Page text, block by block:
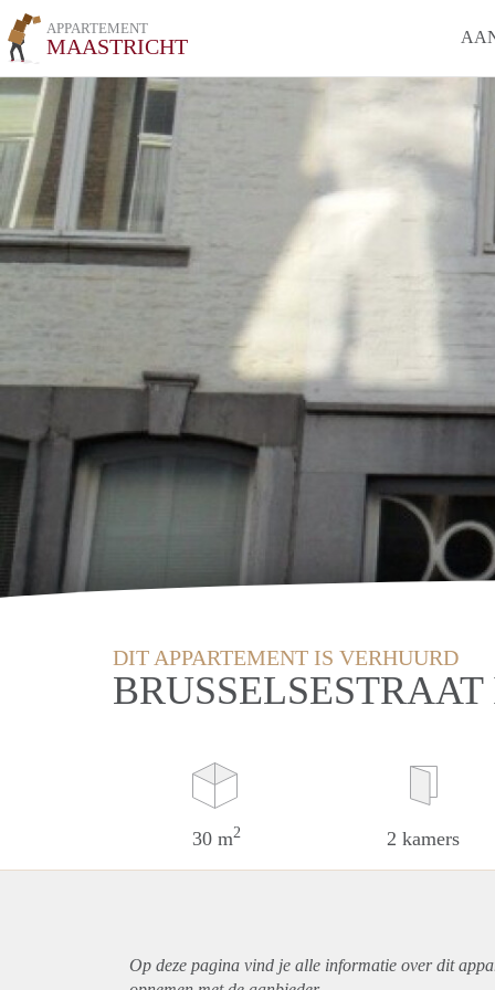
APPARTEMENT
MAASTRICHT
DIT APPARTEMENT IS VERHUURD
30 m2 2 kamers
Op deze pagina vind je alle informatie over dit